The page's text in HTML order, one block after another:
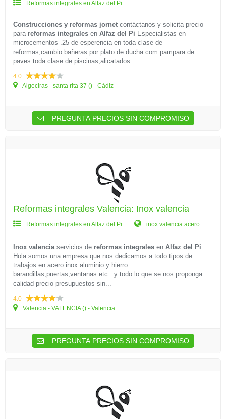
Reformas integrales en Alfaz del Pi
Construcciones y reformas jornet contáctanos y solicita precio
para reformas integrales en Alfaz del Pi Especialistas en
microcementos .25 de esperencia en toda clase de
reformas,cambio bañeras por plato de ducha com pampara de
paves.toda clase de piscinas,alicatados...
4.0
Algeciras - santa rita 37 () - Cádiz
PREGUNTA PRECIOS SIN COMPROMISO
Reformas integrales Valencia: Inox valencia
Reformas integrales en Alfaz del Pi inox valencia acero
Inox valenciaservicios de reformas integrales en Alfaz del Pi
Hola somos una empresa que nos dedicamos a todo tipos de
trabajos en acero inox aluminio y hierro
barandillas,puertas,ventanas etc...y todo lo que se nos proponga
calidad precio presupuestos sin...
4.0
Valencia - VALENCIA () - Valencia
PREGUNTA PRECIOS SIN COMPROMISO